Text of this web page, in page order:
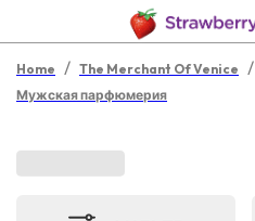
Home / The Merchant Of Venice /
Мужская парфюмерия